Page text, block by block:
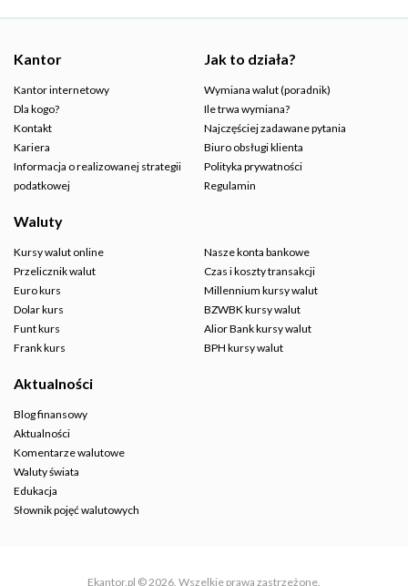
Kantor
Kantor internetowy
Dla kogo?
Kontakt
Kariera
Informacja o realizowanej strategii
podatkowej
Jak to działa?
Wymiana walut (poradnik)
Ile trwa wymiana?
Najczęściej zadawane pytania
Biuro obsługi klienta
Polityka prywatności
Regulamin
Waluty
Kursy walut online
Przelicznik walut
Euro kurs
Dolar kurs
Funt kurs
Frank kurs
Nasze konta bankowe
Czas i koszty transakcji
Millennium kursy walut
BZWBK kursy walut
Alior Bank kursy walut
BPH kursy walut
Aktualności
Blog finansowy
Aktualności
Komentarze walutowe
Waluty świata
Edukacja
Słownik pojęć walutowych
Ekantor.pl © 2026. Wszelkie prawa zastrzeżone.